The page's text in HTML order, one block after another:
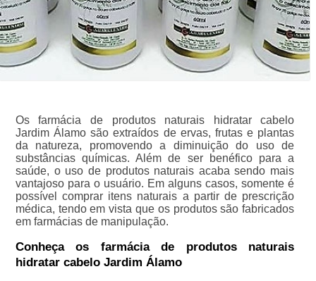
Os farmácia de produtos naturais hidratar cabelo
Jardim Álamo são extraídos de ervas, frutas e plantas
da natureza, promovendo a diminuição do uso de
substâncias químicas. Além de ser benéfico para a
saúde, o uso de produtos naturais acaba sendo mais
vantajoso para o usuário. Em alguns casos, somente é
possível comprar itens naturais a partir de prescrição
médica, tendo em vista que os produtos são fabricados
em farmácias de manipulação.
Conheça os farmácia de produtos naturais
hidratar cabelo Jardim Álamo